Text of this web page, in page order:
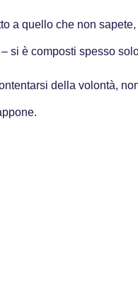
a quello che non
si è composti spesso
della volontà,